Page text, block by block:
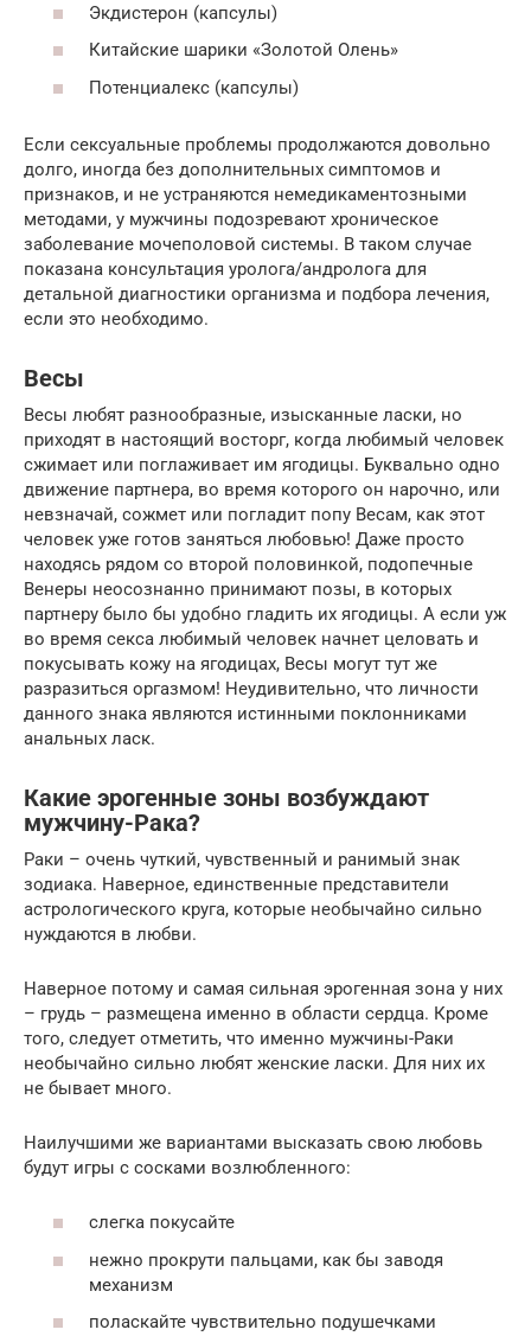
Экдистерон (капсулы)
Китайские шарики «Золотой Олень»
Потенциалекс (капсулы)
Если сексуальные проблемы продолжаются довольно
долго, иногда без дополнительных симптомов и
признаков, и не устраняются немедикаментозными
методами, у мужчины подозревают хроническое
заболевание мочеполовой системы. В таком случае
показана консультация уролога/андролога для
детальной диагностики организма и подбора лечения,
если это необходимо.
Весы
Весы любят разнообразные, изысканные ласки, но
приходят в настоящий восторг, когда любимый человек
сжимает или поглаживает им ягодицы. Буквально одно
движение партнера, во время которого он нарочно, или
невзначай, сожмет или погладит попу Весам, как этот
человек уже готов заняться любовью! Даже просто
находясь рядом со второй половинкой, подопечные
Венеры неосознанно принимают позы, в которых
партнеру было бы удобно гладить их ягодицы. А если уж
во время секcа любимый человек начнет целовать и
покусывать кожу на ягодицах, Весы могут тут же
разразиться оргазмом! Неудивительно, что личности
данного знака являются истинными поклонниками
aнaльных ласк.
Какие эрогенные зоны возбуждают
мужчину-Рака?
Раки – очень чуткий, чувственный и ранимый знак
зодиака. Наверное, единственные представители
астрологического круга, которые необычайно сильно
нуждаются в любви.
Наверное потому и самая сильная эрогенная зона у них
– грудь – размещена именно в области сердца. Кроме
того, следует отметить, что именно мужчины-Раки
необычайно сильно любят женские ласки. Для них их
не бывает много.
Наилучшими же вариантами высказать свою любовь
будут игры с сосками возлюбленного:
слегка покусайте
нежно прокрути пальцами, как бы заводя
механизм
поласкайте чувствительно подушечками